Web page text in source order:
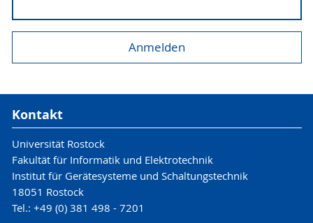
Kontakt
Universität Rostock
Fakultät für Informatik und Elektrotechnik
Institut für Gerätesysteme und Schaltungstechnik
18051 Rostock
Tel.: +49 (0) 381 498 - 7201